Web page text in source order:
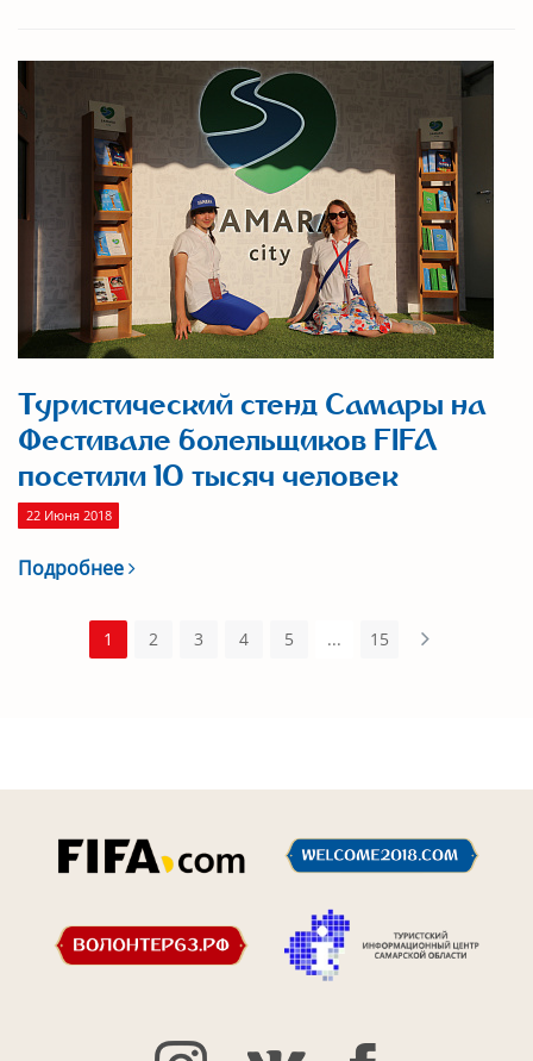
Туристический стенд Самары на
Фестивале болельщиков FIFA
посетили 10 тысяч человек
22 Июня 2018
Подробнее
1 2 3 4 5 ... 15